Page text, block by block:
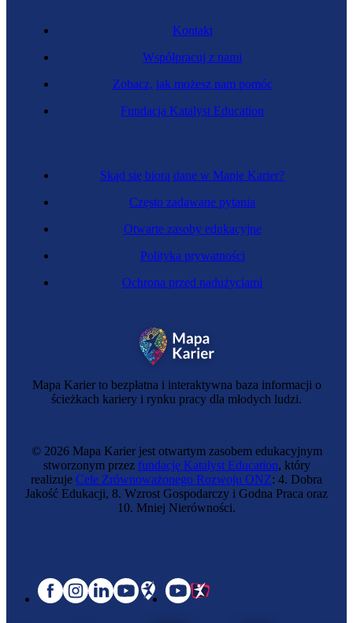
Mapa Karier to bezpłatna i interaktywna baza informacji o
ścieżkach kariery i rynku pracy dla młodych ludzi.
Skąd się biorą dane w Mapie Karier?
Często zadawane pytania
Otwarte zasoby edukacyjne
Polityka prywatności
Ochrona przed nadużyciami
Kontakt
Współpracuj z nami
Zobacz, jak możesz nam pomóc
Fundacja Katalyst Education
© 2026 Mapa Karier jest otwartym zasobem edukacyjnym
stworzonym przez fundację Katalyst Education, który
realizuje Cele Zrównoważonego Rozwoju ONZ: 4. Dobra
Jakość Edukacji, 8. Wzrost Gospodarczy i Godna Praca oraz
10. Mniej Nierówności.